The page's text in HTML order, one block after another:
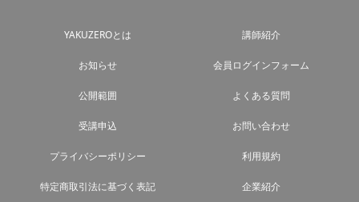
YAKUZEROとは 講師紹介
お知らせ 会員ログインフォーム
公開範囲 よくある質問
受講申込 お問い合わせ
プライバシーポリシー 利用規約
特定商取引法に基づく表記 企業紹介